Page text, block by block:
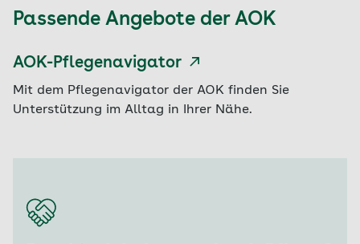
Passende Angebote der AOK
AOK-Pflegenavigator
Mit dem Pflegenavigator der AOK finden Sie
Unterstützung im Alltag in Ihrer Nähe.